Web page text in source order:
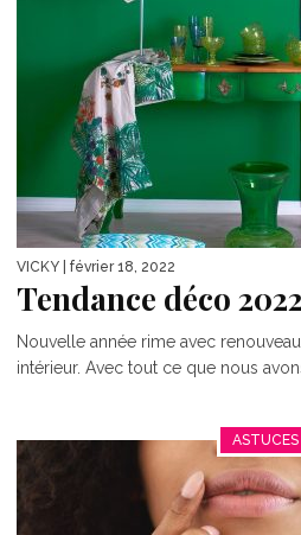
VICKY | février 18, 2022
Tendance déco 2022
Nouvelle année rime avec
intérieur. Avec tout ce que nous
ASTUCES